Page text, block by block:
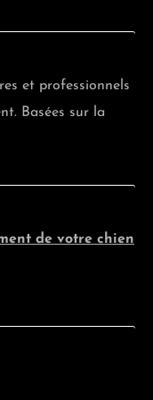
semaines de
et professionnels
Basées sur la
de votre chien